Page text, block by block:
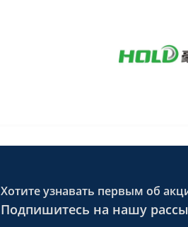
Хотите узнавать первым об
Подпишитесь на нашу